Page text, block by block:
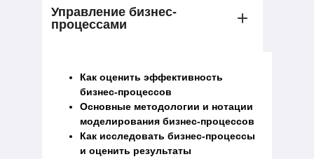
Управление бизнес-
процессами
Как оценить эффективность
бизнес-процессов
Основные методологии и нотации
моделирования бизнес-процессов
Как исследовать бизнес-процессы
и оценить результаты